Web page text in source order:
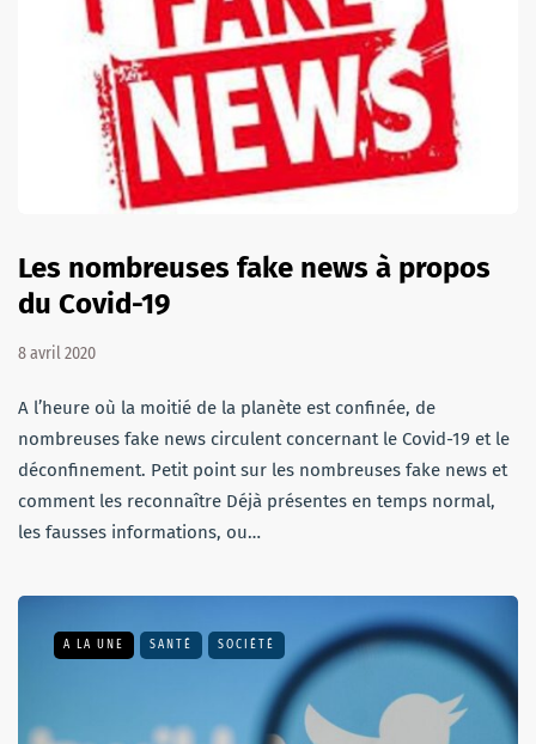
Les nombreuses fake news à propos
du Covid-19
8 avril 2020
A l’heure où la moitié de la planète est confinée, de
nombreuses fake news circulent concernant le Covid-19 et le
déconfinement. Petit point sur les nombreuses fake news et
comment les reconnaître Déjà présentes en temps normal,
les fausses informations, ou…
A LA UNE SANTÉ SOCIÉTÉ